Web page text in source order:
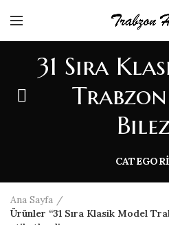
31 Sıra
Ana Sayfa
Ürünler “31 Sıra Klasik Model